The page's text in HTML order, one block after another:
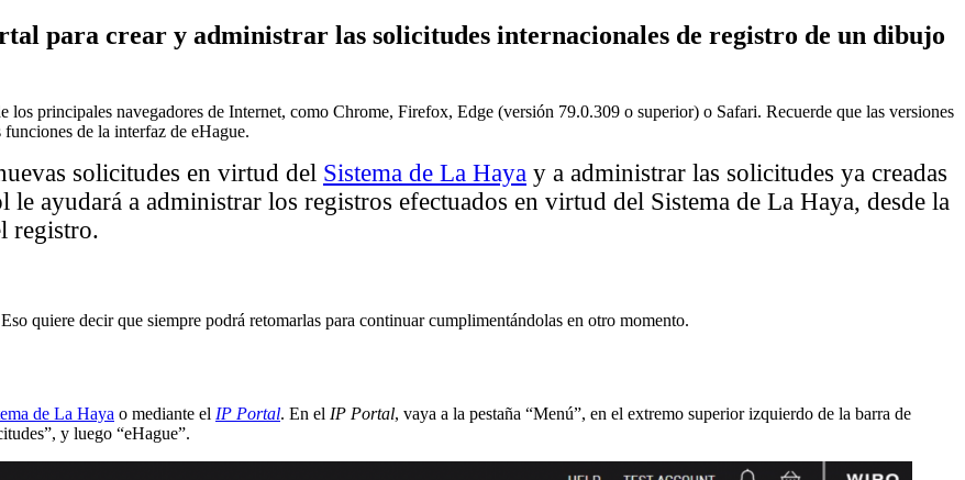
para crear y administrar las solicitudes internacionales de registro de un dibujo
los principales navegadores de Internet, como Chrome, Firefox, Edge (versión 79.0.309 o superior) o Safari. Recuerde que las versiones
de la interfaz de eHague.
solicitudes en virtud del Sistema de La Haya y a administrar las solicitudes ya creadas
ayudará a administrar los registros efectuados en virtud del Sistema de La Haya, desde la
registro.
quiere decir que siempre podrá retomarlas para continuar cumplimentándolas en otro momento.
de La Haya o mediante el IP Portal. En el IP Portal, vaya a la pestaña “Menú”, en el extremo superior izquierdo de la barra de
y luego “eHague”.